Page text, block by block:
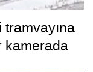
kamerada